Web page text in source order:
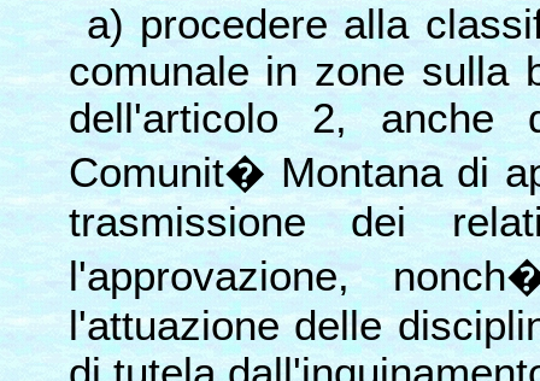
a) procedere alla
comunale in zone sulla
dell'articolo 2, anche
Comunit� Montana di
trasmissione dei
l'approvazione,
l'attuazione delle